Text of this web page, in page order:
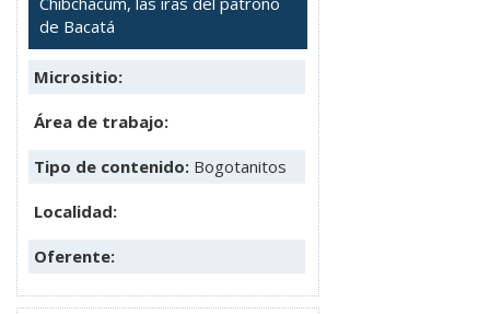
de Bacatá
Micrositio:
Área de trabajo:
Tipo de contenido: Bogotanitos
Localidad:
Oferente: